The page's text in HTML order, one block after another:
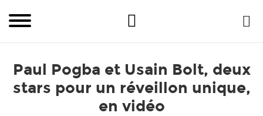
Paul Pogba et Usain Bolt, deux
stars pour un réveillon unique,
en vidéo